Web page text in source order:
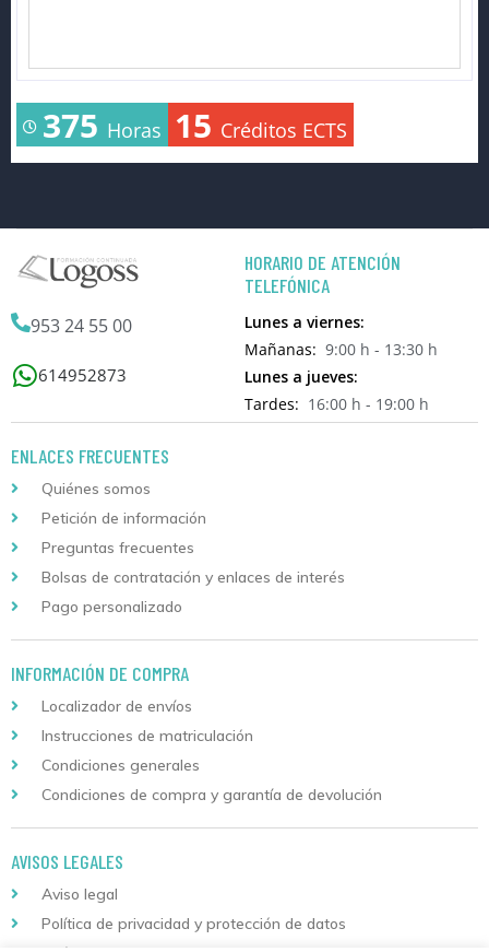
375 Horas 15 Créditos ECTS
953 24 55 00
614952873
HORARIO DE ATENCIÓN
TELEFÓNICA
Lunes a viernes:
Mañanas: 9:00 h - 13:30 h
Lunes a jueves:
Tardes: 16:00 h - 19:00 h
ENLACES FRECUENTES
Quiénes somos
Petición de información
Preguntas frecuentes
Bolsas de contratación y enlaces de interés
Pago personalizado
INFORMACIÓN DE COMPRA
Localizador de envíos
Instrucciones de matriculación
Condiciones generales
Condiciones de compra y garantía de devolución
AVISOS LEGALES
Aviso legal
Política de privacidad y protección de datos